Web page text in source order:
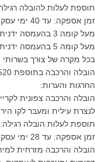
תוספת לעלות להובלה רגילה: 389 ₪ לתשלום מול
זמן אספקה: עד 40 ימי עסקים ממועד הרכישה
מעל קומה 3 בהעמסה ידנית בתוספת 50 ₪ לקומה לתשלום מול המוביל
מעל קומה 5 בהעמסה ידנית בתוספת 75 ₪ לקומה לתשלום מול המוביל
בכל מקרה של צורך בשרותי
הובלה והרכבה בתוספת 520 ₪, זמן אספקה: עד 30 ימי עסקים.
החרגות והערות:
הובלה והרכבה צפונית
לנצרת עילית ומעבר לקו
תוספת לעלות הובלה רגילה: 99 ₪ לתשלום מול המוביל
זמן אספקה: עד 28 ימי עסקים ממועד הרכישה
הובלה והרכבה מזרחית